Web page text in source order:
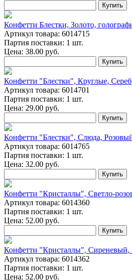
Купить
Конфетти Блестки, Золото,
Артикул товара: 6014715
Партия поставки: 1 шт.
Цена: 38.00 руб.
Купить
Конфетти "Блестки", Круглые,
Артикул товара: 6014701
Партия поставки: 1 шт.
Цена: 29.00 руб.
Купить
Конфетти "Блестки", Слюда,
Артикул товара: 6014765
Партия поставки: 1 шт.
Цена: 32.00 руб.
Купить
Конфетти "Кристаллы", Светло-
Артикул товара: 6014360
Партия поставки: 1 шт.
Цена: 52.00 руб.
Купить
Конфетти "Кристаллы", Сиреневый,
Артикул товара: 6014362
Партия поставки: 1 шт.
Цена: 52.00 руб.